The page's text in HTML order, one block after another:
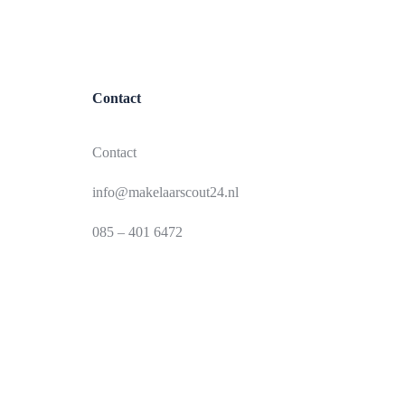
Contact
Contact
info@makelaarscout24.nl
085 – 401 6472